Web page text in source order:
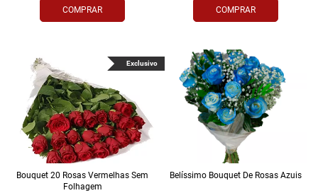
COMPRAR COMPRAR
Bouquet 20 Rosas Vermelhas Sem
Folhagem
Exclusivo
Belíssimo Bouquet De Rosas Azuis